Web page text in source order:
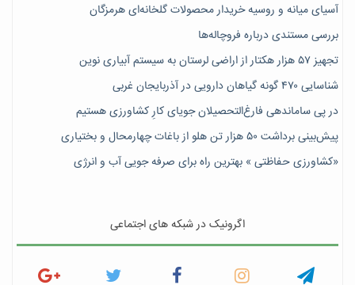
آسیای میانه و روسیه خریدار محصولات گلخانه‌ای هرمزگان
بررسی مستندی درباره فروچاله‌ها
تجهیز ۵۷ هزار هکتار از اراضی لرستان به سیستم آبیاری نوین
شناسایی ۴۷٠ گونه گیاهان دارویی در آذربایجان غربی
در پی ساماندهی فارغ‌التحصیلان جویای کارِ کشاورزی هستیم
پیش‎‌بینی برداشت ۵۰ هزار تن هلو از باغات چهارمحال و بختیاری
«کشاورزی حفاظتی » بهترین راه برای صرفه جویی آب و انرژی
اگرونیک در شبکه های اجتماعی